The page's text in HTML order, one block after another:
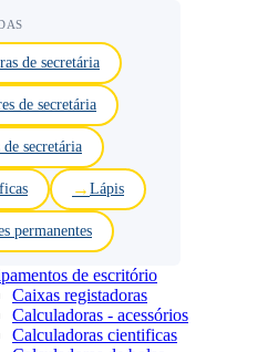
de secretária
de secretária
secretária
Lápis
permanentes
de escritório
Caixas registadoras
Calculadoras - acessórios
Calculadoras cientificas